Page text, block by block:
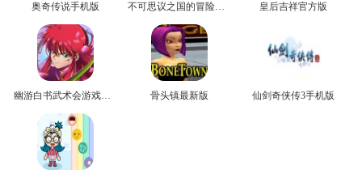
奥奇传说手机版 不可思议之国的冒险官方版 皇后吉祥官方版
幽游白书武术会游戏正版 骨头镇最新版 仙剑奇侠传3手机版